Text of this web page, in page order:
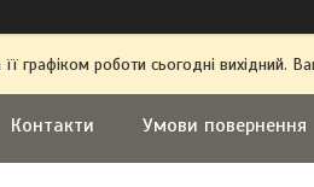
графіком роботи сьогодні
Контакти Умови повернення